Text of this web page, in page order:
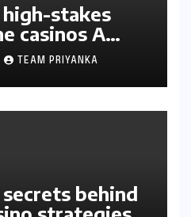
stakes
casinos A
TEAM PRIYANKA
behind